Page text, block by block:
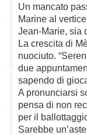
Un mancato
Marine al
Jean-Marie, sia
La crescita di
nuociuto.
due
sapendo di
A pronunciarsi
pensa di non
per il
Sarebbe